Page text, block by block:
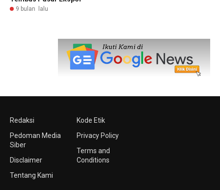
9 bulan lalu
Redaksi
Pedoman Media
Siber
Disclaimer
Tentang Kami
Kode Etik
Privacy Policy
Terms and
Conditions